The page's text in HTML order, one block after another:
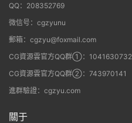
QQ：208352769
微信号：cgzyunu
郵箱：cgzyu@foxmail.com
CG資源雲官方QQ群①：1041630732
CG資源雲官方QQ群②：743970141
進群驗證：cgzyu.com
關于